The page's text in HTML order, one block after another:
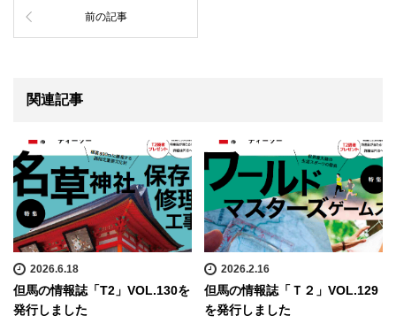
前の記事
関連記事
2026.6.18
但馬の情報誌「T2」VOL.130を
発行しました
2026.2.16
但馬の情報誌「Ｔ２」VOL.129
を発行しました